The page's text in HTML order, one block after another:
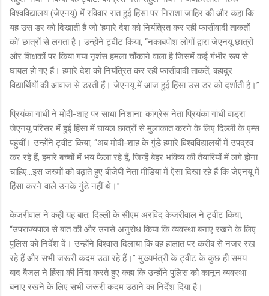
विश्वविद्यालय (जेएनयू) में रविवार रात हुई हिंसा पर निराशा जाहिर की और कहा कि
यह उस डर को दिखाती है जो ‘हमारे देश को नियंत्रित कर रही फासीवादी ताकतों
को’ छात्रों से लगता है। उन्होंने ट्वीट किया, ‘‘नकाबपोश लोगों द्वारा जेएनयू छात्रों
और शिक्षकों पर किया गया नृशंस हमला चौंकाने वाला है जिसमें कई गंभीर रूप से
घायल हो गए हैं। हमारे देश को नियंत्रित कर रही फासीवादी ताकतें, बहादुर
विद्यार्थियों की आवाज से डरती हैं। जेएनयू में आज हुई हिंसा उस डर को दर्शाती है।’’
प्रियंका गांधी ने मोदी-शाह पर साधा निशाना: कांग्रेस नेता प्रियंका गांधी वाड्रा
जेएनयू परिसर में हुई हिंसा में घायल छात्रों से मुलाकात करने के लिए दिल्ली के एम्स
पहुंचीं। उन्होंने ट्वीट किया, ‘‘अब मोदी-शाह के गुंडे हमारे विश्वविद्यालयों में उपद्रव
कर रहे हैं, हमारे बच्चों में भय फैला रहे हैं, जिन्हें बेहर भविष्य की तैयारियों में लगे होना
चाहिए…इस जख्मों को बढ़ाते हुए बीजेपी नेता मीडिया में ऐसा दिखा रहे हैं कि जेएनयू में
हिंसा करने वाले उनके गुंडे नहीं थे।’’
केजरीवाल ने कही यह बात: दिल्ली के सीएम अरविंद केजरीवाल ने ट्वीट किया,
‘‘उपराज्यपाल से बात की और उनसे अनुरोध किया कि व्यवस्था बनाए रखने के लिए
पुलिस को निर्देश दें। उन्होंने विश्वास दिलाया कि वह हालात पर करीब से नजर रख
रहे हैं और सभी जरूरी कदम उठा रहे हैं।’’ मुख्यमंत्री के ट्वीट के कुछ ही समय
बाद बैजल ने हिंसा की निंदा करते हुए कहा कि उन्होंने पुलिस को कानून व्यवस्था
बनाए रखने के लिए सभी जरूरी कदम उठाने का निर्देश दिया है।